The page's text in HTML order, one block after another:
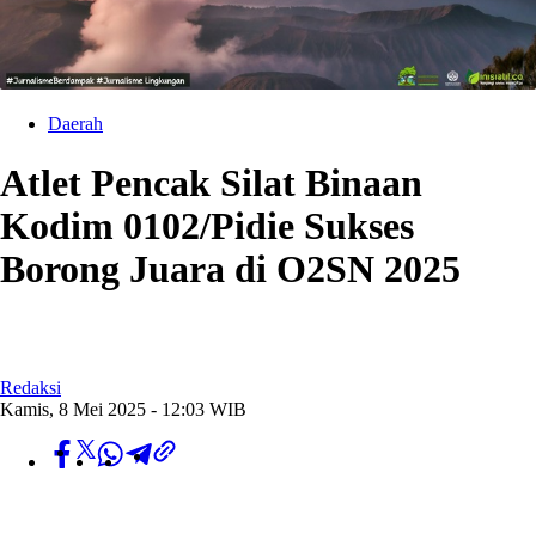
Daerah
Atlet Pencak Silat Binaan
Kodim 0102/Pidie Sukses
Borong Juara di O2SN 2025
Redaksi
Kamis, 8 Mei 2025 - 12:03 WIB